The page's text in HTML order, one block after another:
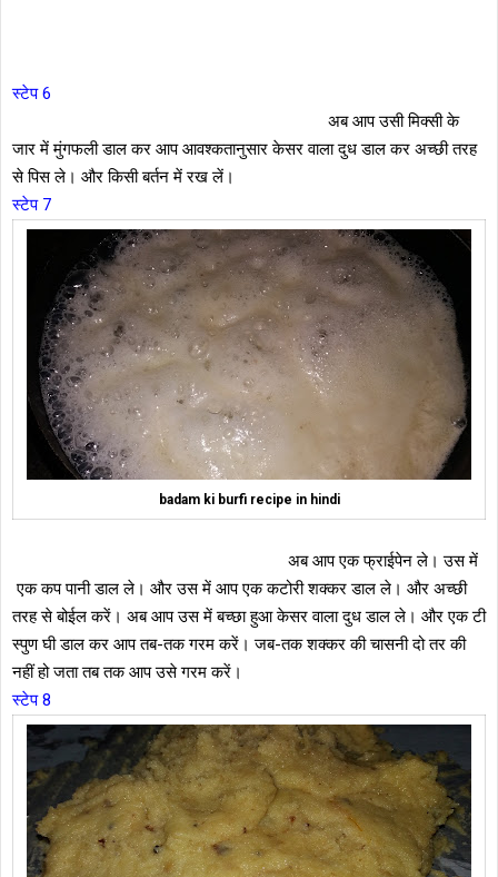
स्टेप 6
अब आप उसी मिक्सी के
जार में मुंगफली डाल कर आप आवश्कतानुसार केसर वाला दुध डाल कर अच्छी तरह
से पिस ले। और किसी बर्तन में रख लें।
स्टेप 7
badam ki burfi recipe in hindi
अब आप एक फ्राईपेन ले। उस में
एक कप पानी डाल ले। और उस में आप एक कटोरी शक्कर डाल ले। और अच्छी
तरह से बोईल करें। अब आप उस में बच्छा हुआ केसर वाला दुध डाल ले। और एक टी
स्पुण घी डाल कर आप तब-तक गरम करें। जब-तक शक्कर की चासनी दो तर की
नहीं हो जता तब तक आप उसे गरम करें।
स्टेप 8